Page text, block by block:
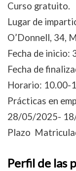
Curso gratuito.
Lugar de
O’Donnell, 34,
Fecha de inicio:
Fecha de
Horario: 10.00-
Prácticas en
28/05/
Plazo
Perfil de las